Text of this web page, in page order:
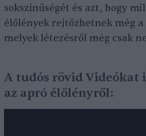
sokszínűségét és azt, hogy
élőlények rejtőzhetnek még a
melyek létezésről még csak
A tudós rövid Videókat
az apró élőlényről: